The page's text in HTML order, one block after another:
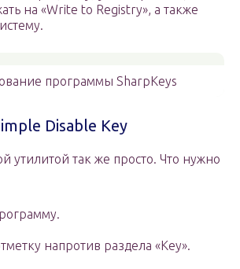
на «Write to Registry», а также
программы SharpKeys
Disable Key
утилитой так же просто. Что нужно
напротив раздела «Key».